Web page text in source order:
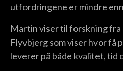
utfordringene er mindre
Martin viser til forskning
Flyvbjerg som viser hvor få
leverer på både kvalitet, tid